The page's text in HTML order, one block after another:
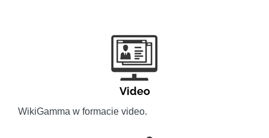
Video
WikiGamma w formacie video.